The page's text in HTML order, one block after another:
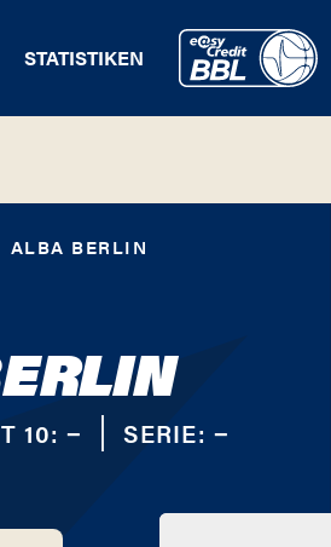
STATISTIKEN
ALBA BERLIN
10: − SERIE: −